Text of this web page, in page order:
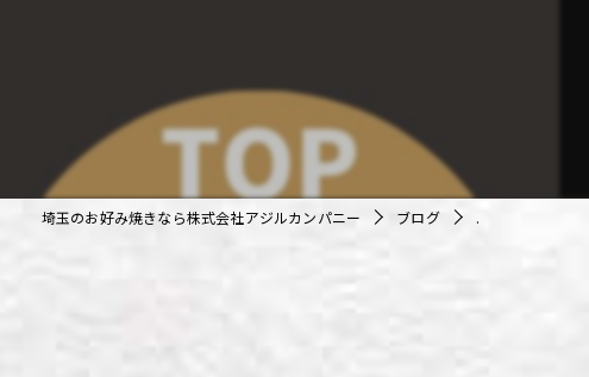
埼玉のお好み焼きなら株式会社アジルカンパニー ブログ .